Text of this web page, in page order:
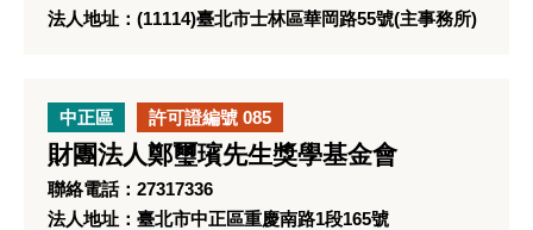
法人地址：(11114)臺北市士林區華岡路55號(主事務所)
中正區 許可證編號 085
財團法人鄭璽璸先生獎學基金會
聯絡電話：27317336
法人地址：臺北市中正區重慶南路1段165號